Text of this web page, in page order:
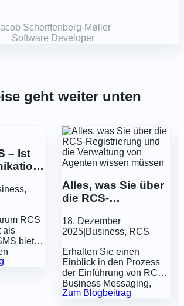
Scherffenberg-Møller
Software Developer
geht weiter unten
– Ist
,
RCS
als
bietet
Alles, was Sie über
die RCS-
die Verwaltung von
Agenten wissen
müssen
18. Dezember
2025 Business, RCS
Erhalten Sie einen
Einblick in den Prozess
der Einführung von RCS
Business Messaging,
einschließlich der
Zum Blogbeitrag